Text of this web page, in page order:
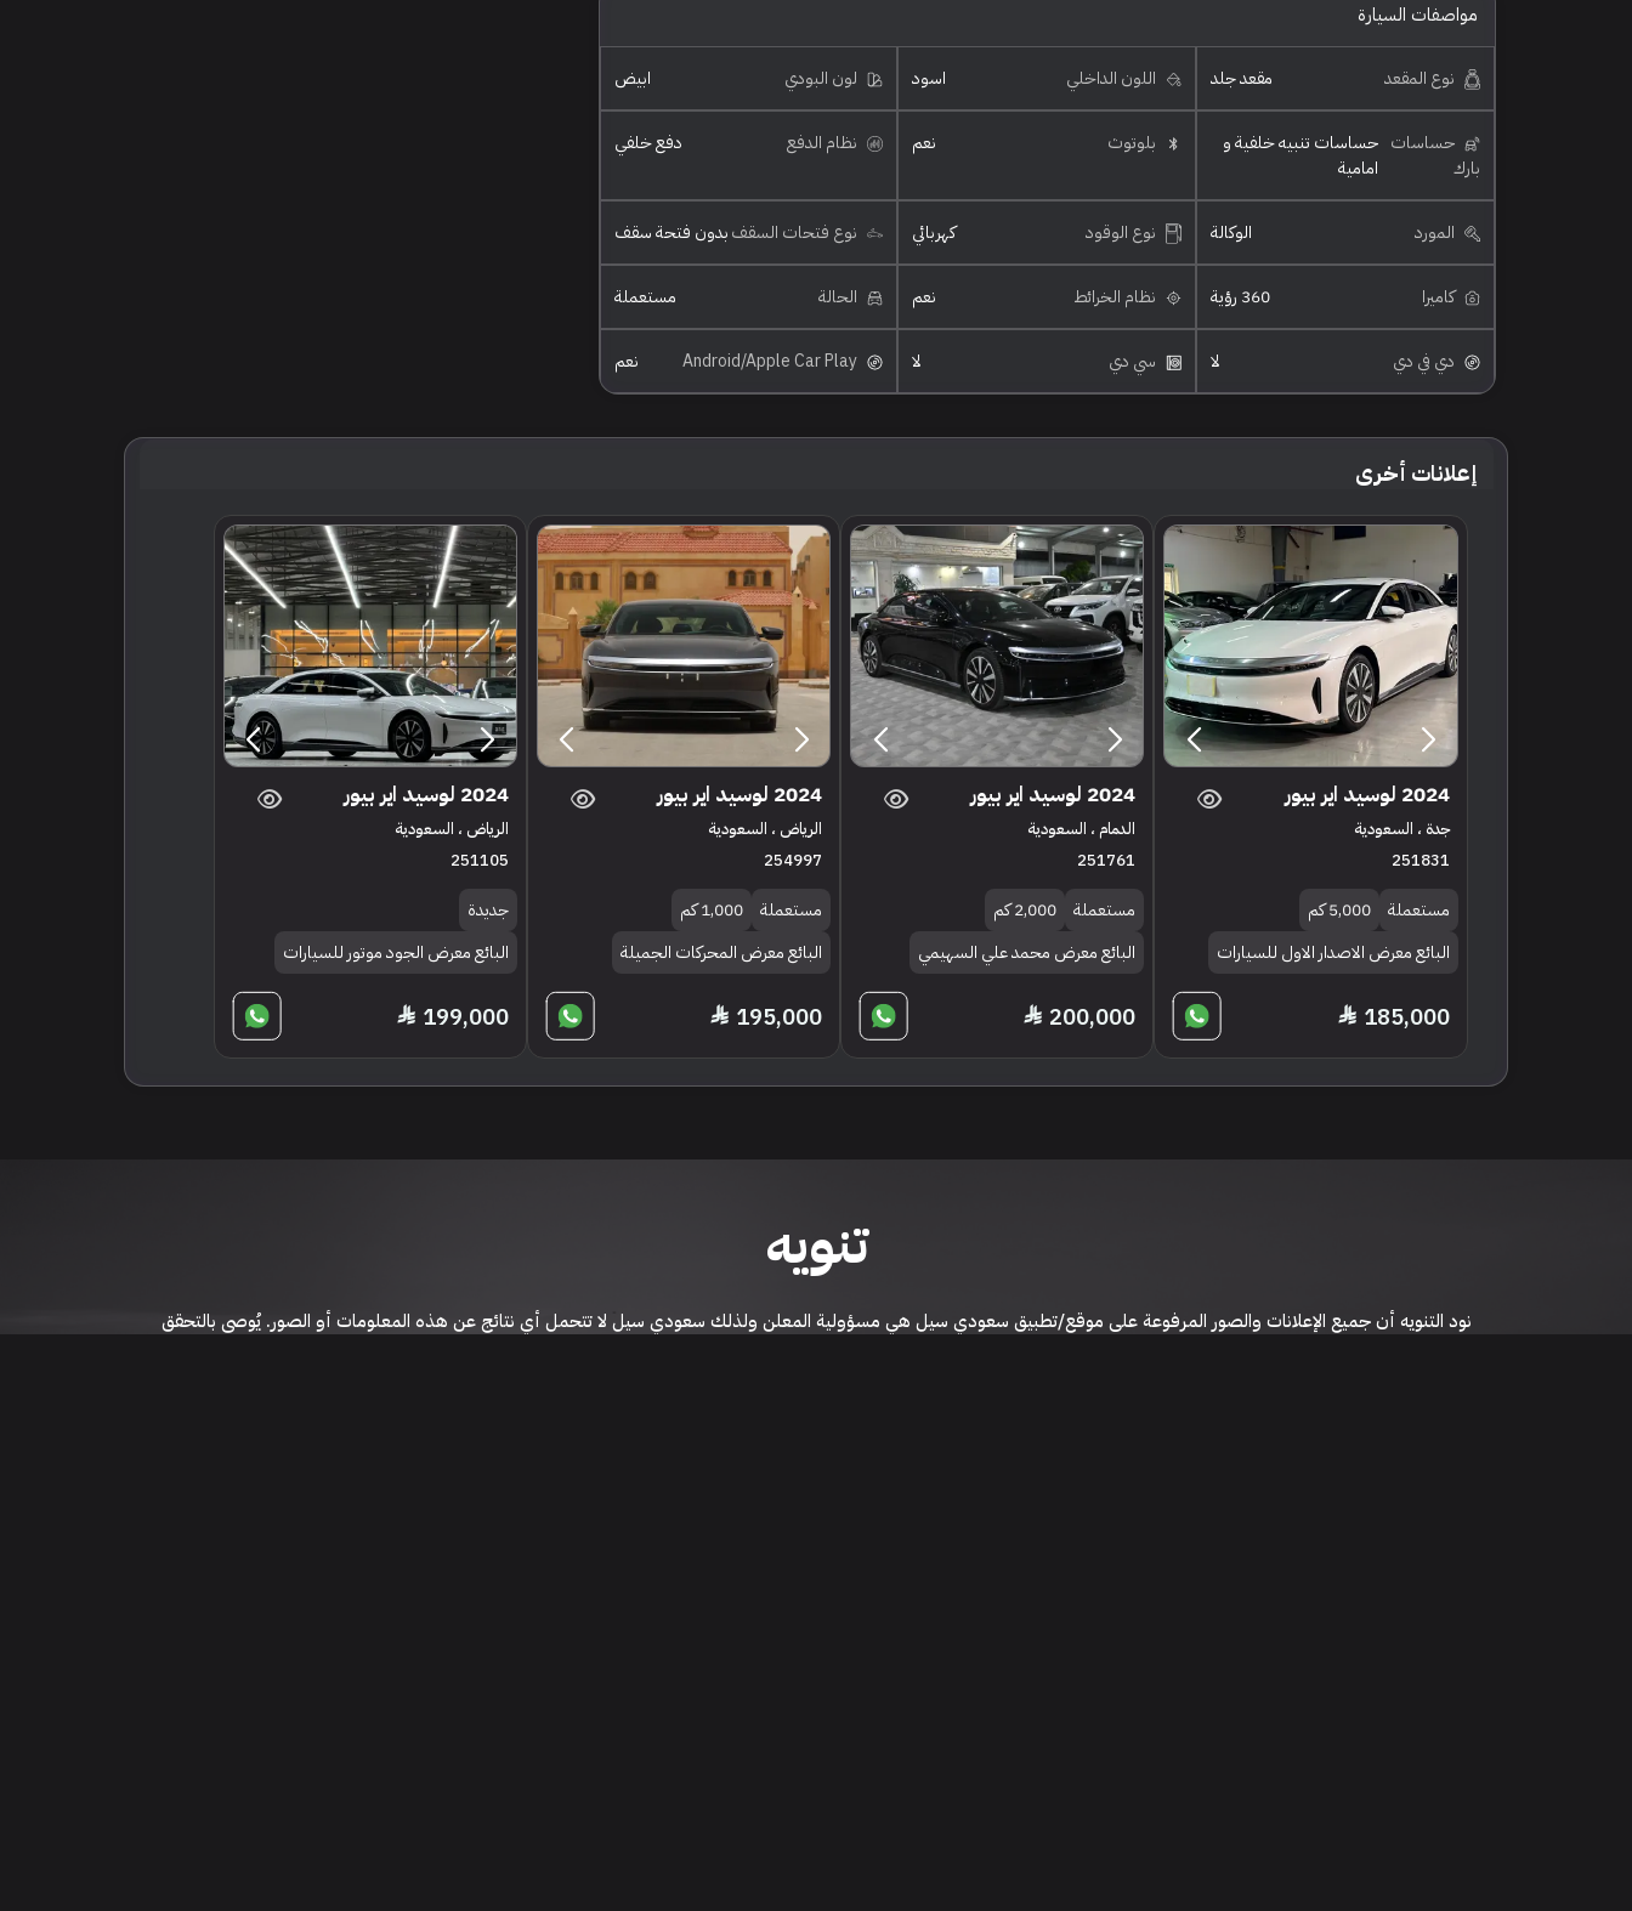
مواصفات السيارة
نوع المقعد مقعد جلد اللون الداخلي اسود لون البودي ابيض
حساسات
بارك
حساسات تنبيه خلفية و
امامية
بلوتوث نعم نظام الدفع دفع خلفي
المورد الوكالة نوع الوقود كهربائي نوع فتحات السقفبدون فتحة سقف
كاميرا 360 رؤية نظام الخرائط نعم الحالة مستعملة
دي في دي لا سي دي لا نعم
إعلانات أخرى
2024 لوسيد اير بيور
جدة ، السعودية
251831
مستعملة
5,000 كم
البائع معرض الاصدار الاول للسيارات
185,000
2024 لوسيد اير بيور
الدمام ، السعودية
251761
مستعملة
2,000 كم
البائع معرض محمد علي السهيمي
200,000
2024 لوسيد اير بيور
الرياض ، السعودية
254997
مستعملة
1,000 كم
البائع معرض المحركات الجميلة
195,000
2024 لوسيد اير بيور
الرياض ، السعودية
251105
جديدة
البائع معرض الجود موتور للسيارات
199,000
تنويه
نود التنويه أن جميع الإعلانات والصور المرفوعة على موقع/تطبيق سعودي سيل هي مسؤولية المعلن ولذلك سعودي سيل لا تتحمل أي نتائج عن هذه المعلومات أو الصور. يُوصى بالتحقق